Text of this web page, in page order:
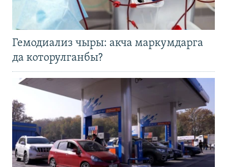
Гемодиализ чыры: акча маркумдарга
да которулганбы?